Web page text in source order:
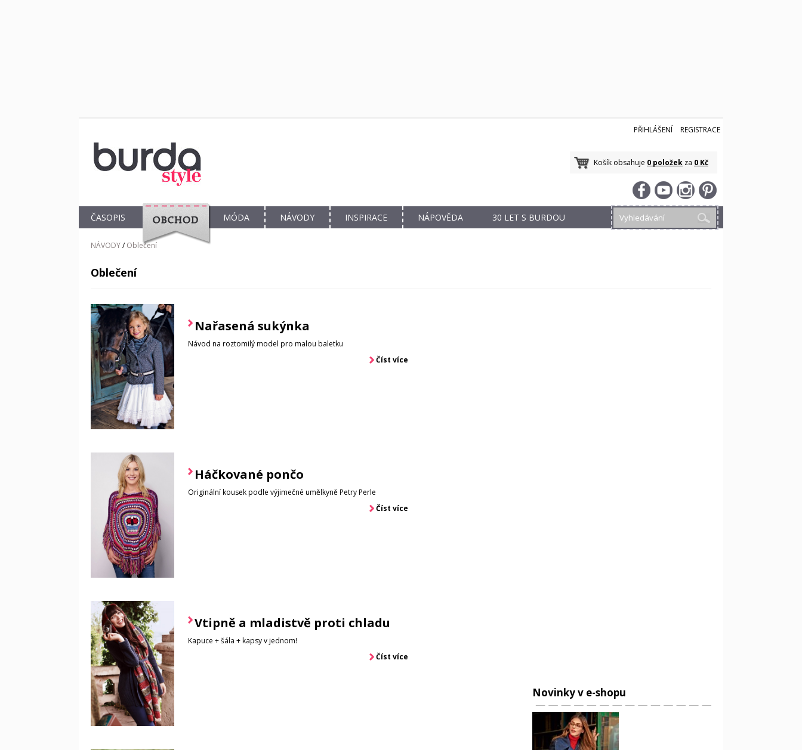
PŘIHLÁŠENÍ REGISTRACE
Košík obsahuje 0 položek za 0 Kč
ČASOPIS
OBCHOD
MÓDA NÁVODY INSPIRACE NÁPOVĚDA 30 LET S BURDOU
NÁVODY/ Oblečení
Oblečení
Nařasená sukýnka
Návod na roztomilý model pro malou baletku
Číst více
Háčkované pončo
Originální kousek podle výjimečné umělkyně Petry Perle
Číst více
Vtipně a mladistvě proti chladu
Kapuce + šála + kapsy v jednom!
Číst více
Novinky v e-shopu